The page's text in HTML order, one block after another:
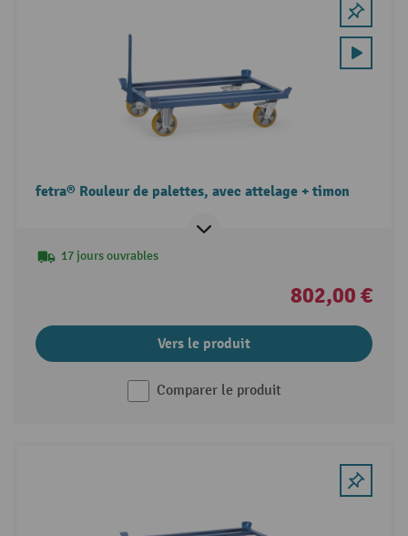
fetra® Rouleur de palettes, avec attelage + timon
17 jours ouvrables
802,00 €
Vers le produit
Comparer le produit